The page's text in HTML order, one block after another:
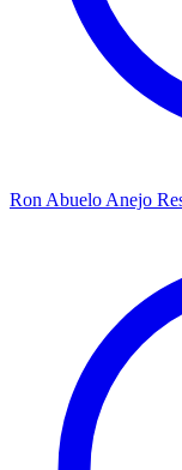
Ron Abuelo Anejo